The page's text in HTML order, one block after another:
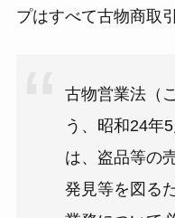
プはすべて古物商取
古物営業法（
う、昭和24年
は、盗品等の
発見等を図る